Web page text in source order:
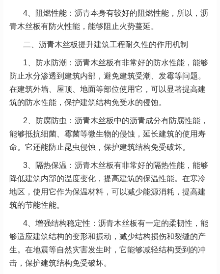
4、阻燃性能：沥青本身有较好的阻燃性能，所以，沥
青木丝板有防火性能，能够阻止火势蔓延。
二、沥青木丝板提升建筑工程耐久性的作用机制
1、防水防潮：沥青木丝板有非常好的防水性能，能够
防止水分渗透到建筑内部，避免建筑受潮、发霉等问题。
在建筑外墙、屋顶、地面等部位使用它，可以显著提高建
筑的防水性能，保护建筑结构免受水的侵蚀。
2、防腐防虫：沥青木丝板中的沥青成分有防腐性能，
能够抵抗细菌、霉菌等微生物的侵蚀，延长建筑的使用寿
命。它还能防止昆虫侵蚀，保护建筑结构免受破坏。
3、隔热保温：沥青木丝板有非常好的隔热性能，能够
降低建筑内部的温度变化，提高建筑的保温性能。在寒冷
地区，使用它作为保温材料，可以减少能源消耗，提高建
筑的节能性能。
4、 增强结构稳定性：沥青木丝板有一定的柔韧性，能
够适应建筑结构的变形和振动，减少结构损伤和裂缝的产
生。在地震等自然灾害发生时，它能够减轻结构受到的冲
击，保护建筑结构免受破坏。